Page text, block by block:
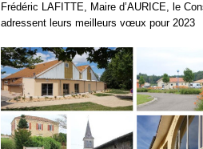
Frédéric LAFITTE, Maire d’AURICE, le
adressent leurs meilleurs vœux pour 2023